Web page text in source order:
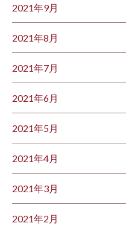
2021年9月
2021年8月
2021年7月
2021年6月
2021年5月
2021年4月
2021年3月
2021年2月